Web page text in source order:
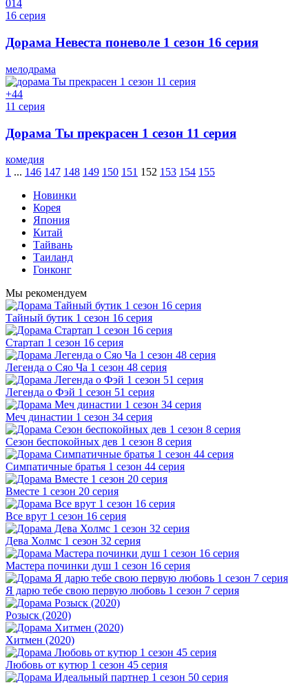
014
16 серия
Дорама Невеста поневоле 1 сезон 16 серия
мелодрама
+44
11 серия
Дорама Ты прекрасен 1 сезон 11 серия
комедия
1 ... 146 147 148 149 150 151 152 153 154 155
Новинки
Корея
Япония
Китай
Тайвань
Таиланд
Гонконг
Мы рекомендуем
Тайный бутик 1 сезон 16 серия
Стартап 1 сезон 16 серия
Легенда о Сяо Ча 1 сезон 48 серия
Легенда о Фэй 1 сезон 51 серия
Меч династии 1 сезон 34 серия
Сезон беспокойных дев 1 сезон 8 серия
Симпатичные братья 1 сезон 44 серия
Вместе 1 сезон 20 серия
Все врут 1 сезон 16 серия
Дева Холмс 1 сезон 32 серия
Мастера починки душ 1 сезон 16 серия
Я дарю тебе свою первую любовь 1 сезон 7 серия
Розыск (2020)
Хитмен (2020)
Любовь от кутюр 1 сезон 45 серия